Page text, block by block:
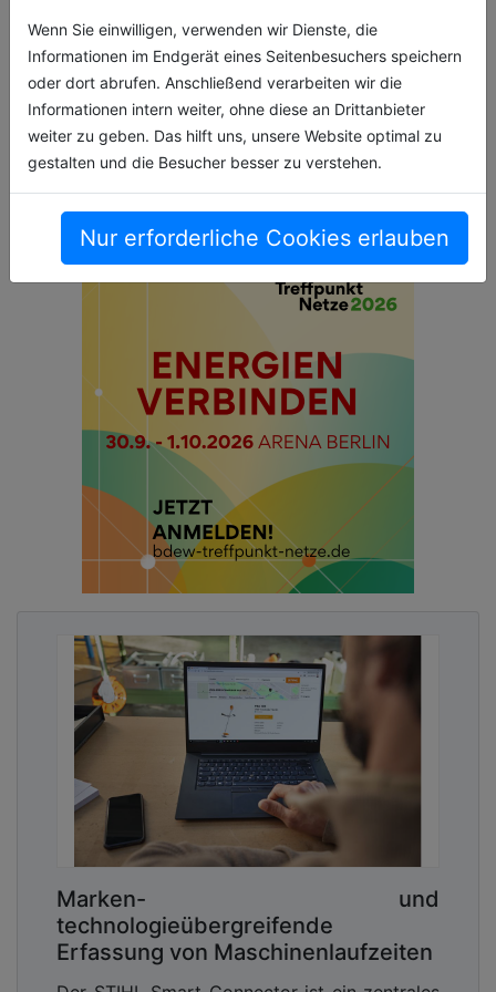
Wenn Sie einwilligen, verwenden wir Dienste, die
Informationen im Endgerät eines Seitenbesuchers speichern
oder dort abrufen. Anschließend verarbeiten wir die
Informationen intern weiter, ohne diese an Drittanbieter
weiter zu geben. Das hilft uns, unsere Website optimal zu
gestalten und die Besucher besser zu verstehen.
Nur erforderliche Cookies erlauben
die Geräte heizen sich nicht so auf. Das sind wichtige
Vorteile, die die Umstellung auf Akku-Geräte für Julien
Ferraris von Liléo Jardins leicht machten. Die leisen
Geräte von STIHL wie Freischneider, Hoc hentaster
oder Heckenschere spielen vor allem bei der Pflege
privater Gärten oder Grünanlagen ihre Vorteile aus, da
sie dank geringer Geräuschemissionen kaum störend
wirken. (Bild: STIHL)
Neben dem einfachen und gefahrlosen
Energiemanagement sowie den Synergieeffekten
für den Arbeits- und Gesundheitsschutz bringt der
Umstieg von Benzin- auf Akkugeräte auch
Neu im Bosch Professional 18V System: Zwei
Schnittbreiten (20/32 mm) für effizienteres
Schneiden dickerer Äste DC53-Stahlklinge
überlegene Härte und Korrosi[...]
27.04.2026, Lesezeit ca. 3 Minuten
Marken- und
technologieübergreifende
Erfassung von Maschinenlaufzeiten